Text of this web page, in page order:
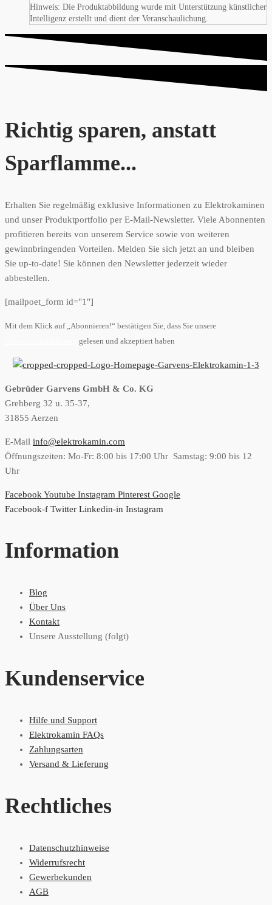
Hinweis: Die Produktabbildung wurde mit Unterstützung künstlicher
Intelligenz erstellt und dient der Veranschaulichung.
Richtig sparen, anstatt
Sparflamme...
Erhalten Sie regelmäßig exklusive Informationen zu Elektrokaminen
und unser Produktportfolio per E-Mail-Newsletter. Viele Abonnenten
profitieren bereits von unserem Service sowie von weiteren
gewinnbringenden Vorteilen. Melden Sie sich jetzt an und bleiben
Sie up-to-date! Sie können den Newsletter jederzeit wieder
abbestellen.
[mailpoet_form id="1"]
Mit dem Klick auf „Abonnieren!“ bestätigen Sie, dass Sie unsere
gelesen und akzeptiert haben
Gebrüder Garvens GmbH & Co. KG
Grehberg 32 u. 35-37,
31855 Aerzen
E-Mail info@elektrokamin.com
Öffnungszeiten: Mo-Fr: 8:00 bis 17:00 Uhr Samstag: 9:00 bis 12
Uhr
Facebook Youtube Instagram Pinterest Google
Facebook-f Twitter Linkedin-in Instagram
Information
Blog
Über Uns
Kontakt
Unsere Ausstellung (folgt)
Kundenservice
Hilfe und Support
Elektrokamin FAQs
Zahlungsarten
Versand & Lieferung
Rechtliches
Datenschutzhinweise
Widerrufsrecht
Gewerbekunden
AGB